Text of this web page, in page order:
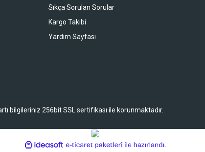
oldu. Teşekkürler.
Sıkça Sorulan Sorular
Kargo Takibi
Yardım Sayfası
bilgileriniz 256bit SSL sertifikası ile korunmaktadır.
ideasoft
e-